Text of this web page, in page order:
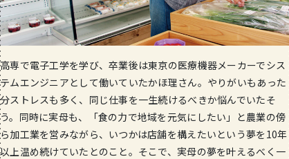
高専で電子工学を学び、卒業後は東京の医療機器メーカーでシス
テムエンジニアとして働いていたかほ理さん。やりがいもあった
分ストレスも多く、同じ仕事を一生続けるべきか悩んでいたそ
う。同時に実母も、「食の力で地域を元気にしたい」と農業の傍
ら加工業を営みながら、いつかは店舗を構えたいという夢を10年
以上温め続けていたとのこと。そこで、実母の夢を叶えるべく一